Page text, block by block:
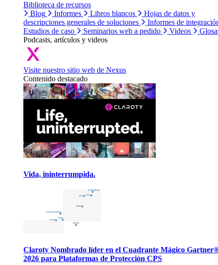
Biblioteca de recursos
Blog
Informes Libros blancos
Hojas de datos y
descripciones generales de soluciones
Informes de
Estudios de caso
Seminarios web a pedido Videos
Podcasts, artículos y videos
Visite nuestro sitio web de Nexus
Contenido destacado
Vida, ininterrumpida.
Claroty Nombrado líder en el Cuadrante Mágico
2026 para Plataformas de Protección CPS